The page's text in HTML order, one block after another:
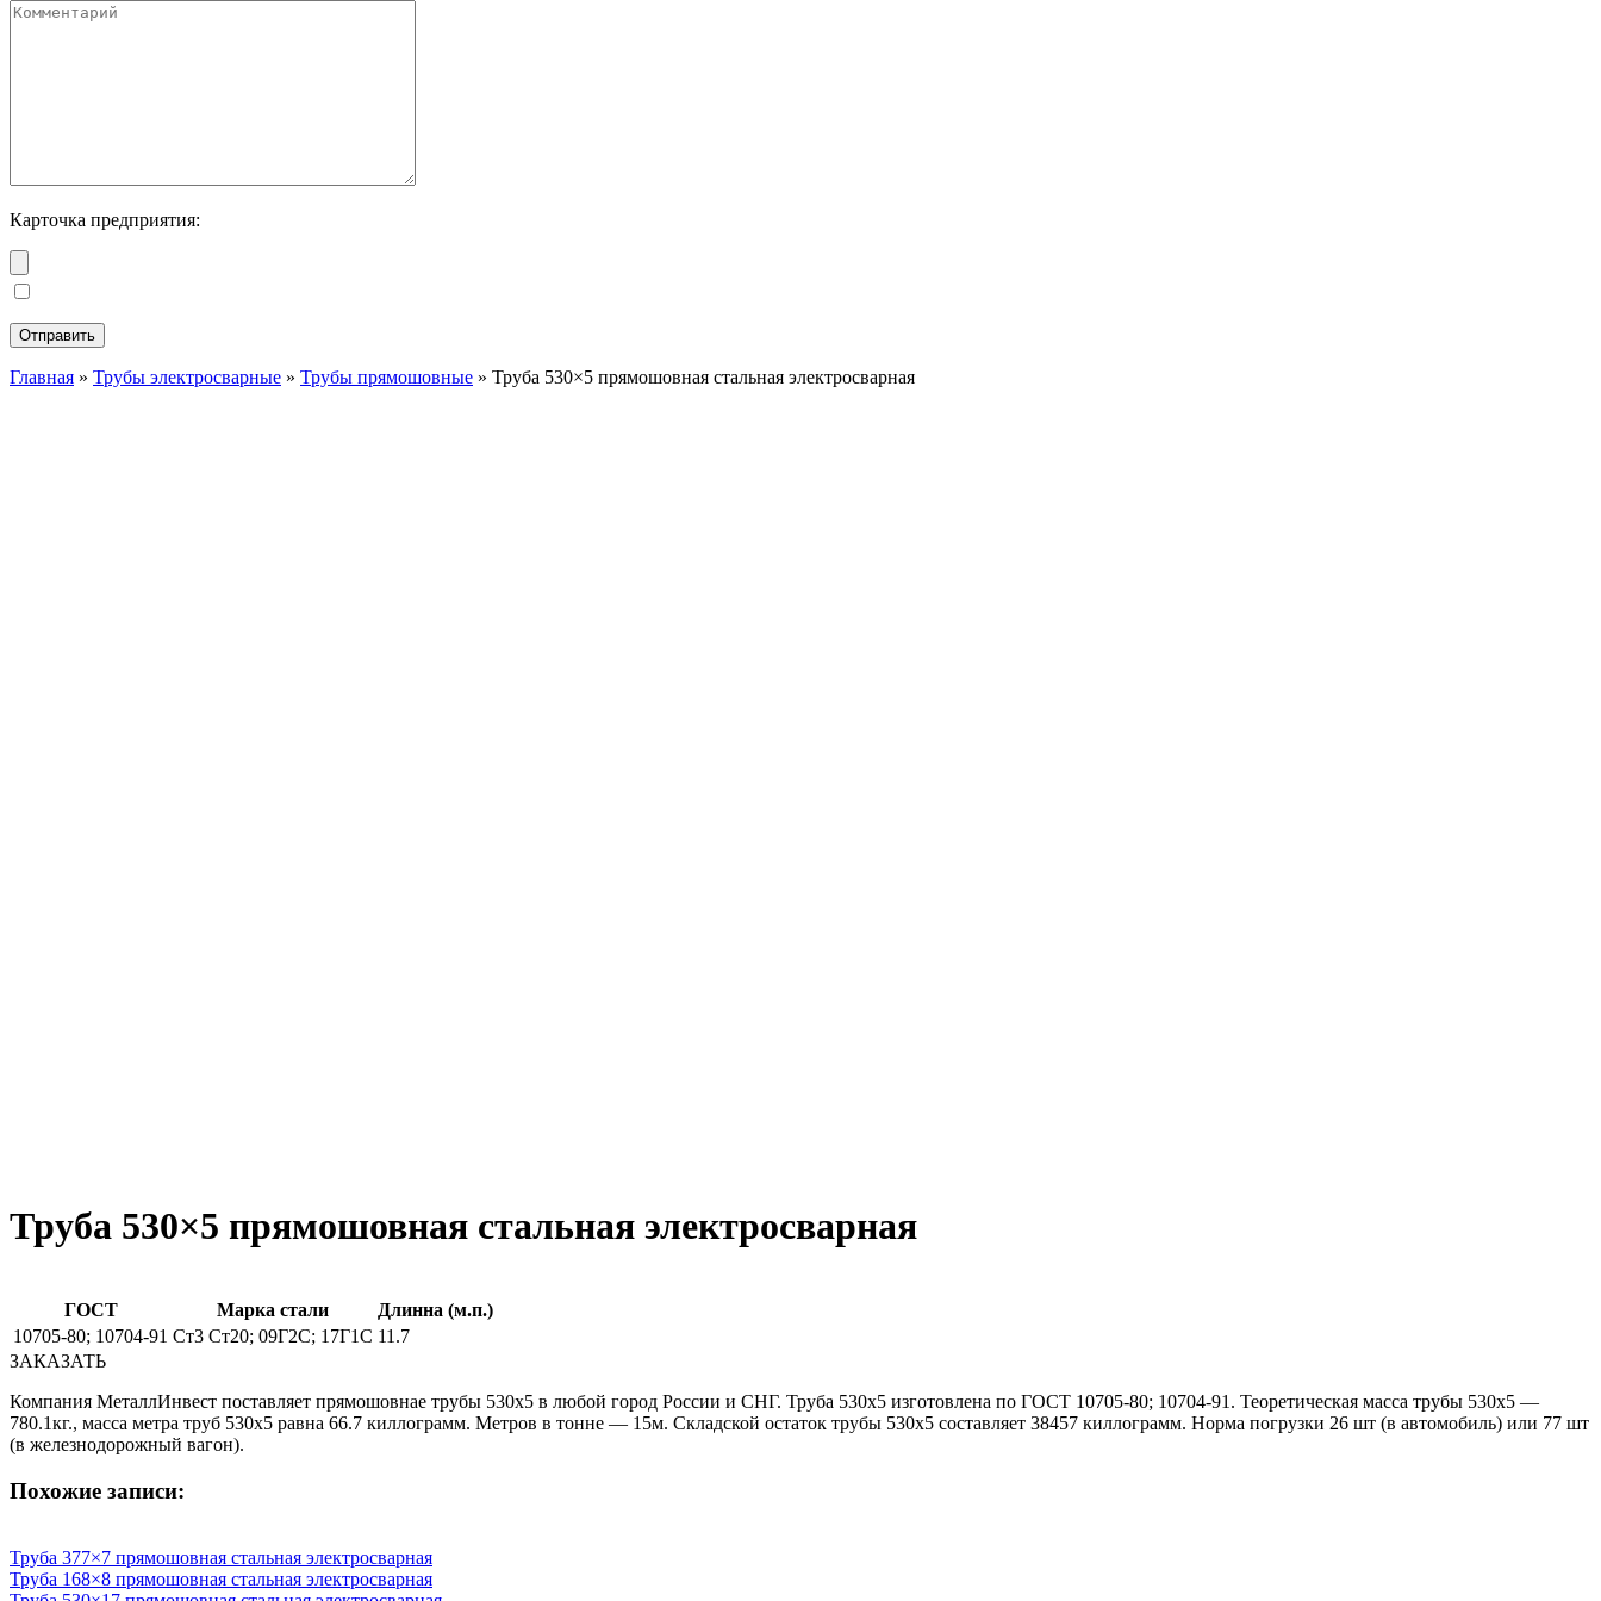
Карточка предприятия:
Главная » Трубы электросварные » Трубы прямошовные » Труба 530×5 прямошовная стальная электросварная
Труба 530×5 прямошовная стальная электросварная
ГОСТ Марка стали
Длинна (м.п.)
10705-80; 10704-91 Ст3 Ст20; 09Г2С; 17Г1С 11.7
ЗАКАЗАТЬ
Компания МеталлИнвест поставляет прямошовнае трубы 530х5 в любой город России и СНГ. Труба 530х5 изготовлена по ГОСТ 10705-80; 10704-91. Теоретическая масса трубы 530х5 —
780.1кг., масса метра труб 530х5 равна 66.7 киллограмм. Метров в тонне — 15м. Складской остаток трубы 530х5 составляет 38457 киллограмм. Норма погрузки 26 шт (в автомобиль) или 77 шт
(в железнодорожный вагон).
Похожие записи:
Труба 377×7 прямошовная стальная электросварная
Труба 168×8 прямошовная стальная электросварная